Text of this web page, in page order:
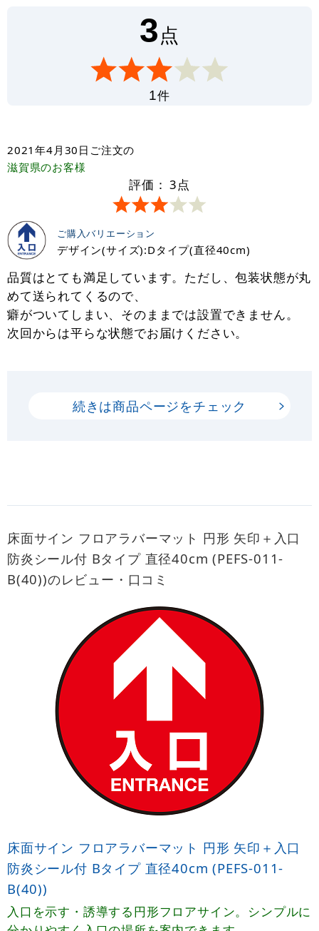
3点
1件
2021年4月30日 ご注文の
滋賀県のお客様
評価： 3点
ご購入バリエーション
デザイン(サイズ):Dタイプ(直径40cm)
品質はとても満足しています。ただし、包装状態が丸
めて送られてくるので、
癖がついてしまい、そのままでは設置できません。
次回からは平らな状態でお届けください。
続きは商品ページをチェック
床面サイン フロアラバーマット 円形 矢印＋入口
防炎シール付 Bタイプ 直径40cm (PEFS-011-
B(40))のレビュー・口コミ
床面サイン フロアラバーマット 円形 矢印＋入口
防炎シール付 Bタイプ 直径40cm (PEFS-011-
B(40))
入口を示す・誘導する円形フロアサイン。シンプルに